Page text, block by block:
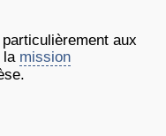
aux
la mission